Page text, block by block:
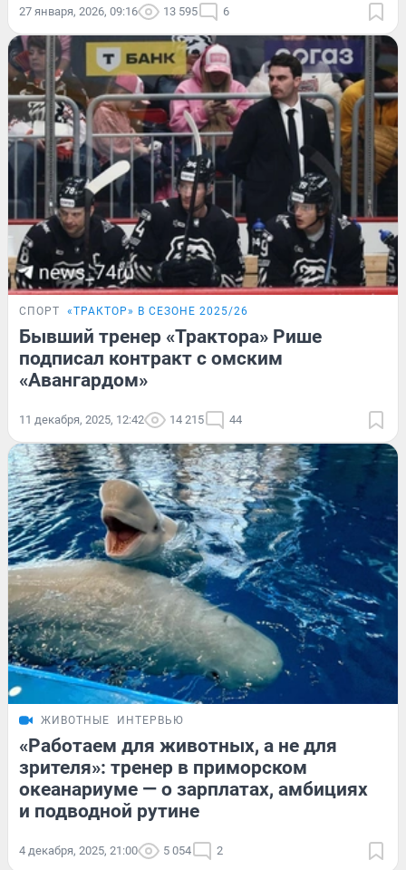
27 января, 2026, 09:16 13 595 6
СПОРТ «ТРАКТОР» В СЕЗОНЕ 2025/26
Бывший тренер «Трактора» Рише
подписал контракт с омским
«Авангардом»
11 декабря, 2025, 12:42 14 215 44
ЖИВОТНЫЕ ИНТЕРВЬЮ
«Работаем для животных, а не для
зрителя»: тренер в приморском
океанариуме — о зарплатах, амбициях
и подводной рутине
4 декабря, 2025, 21:00 5 054 2